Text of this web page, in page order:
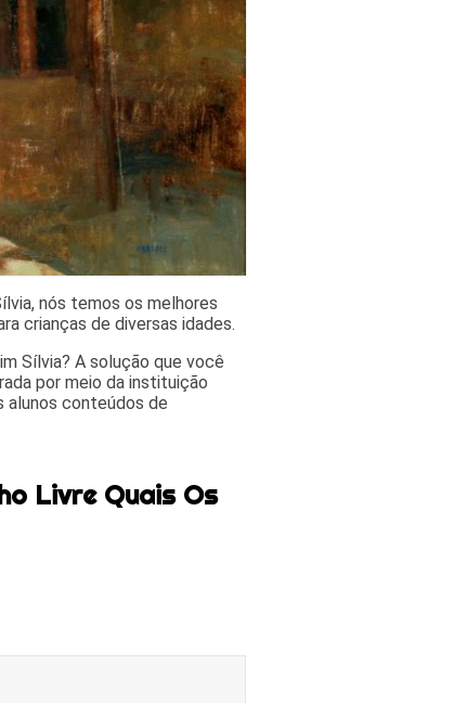
nós temos os melhores
crianças de diversas idades.
Sílvia? A solução que você
por meio da instituição
alunos conteúdos de
Livre Quais Os